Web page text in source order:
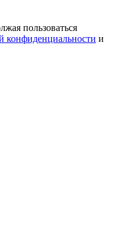
пользоваться
конфиденциальности и